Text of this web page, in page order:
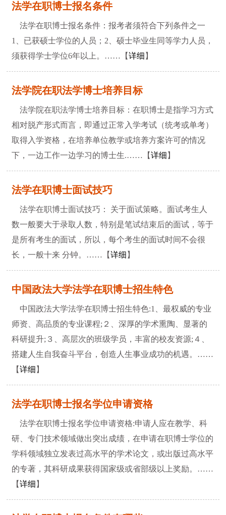
法学在职博士报名条件
法学在职博士报名条件：报考者须符合下列条件之一
1、已获硕士学位的人员；2、硕士毕业生同等学力人员，
须获得学士学位6年以上。……【详细 】
法学院在职法学博士培养目标
法学院在职法学博士培养目标：在职博士是指学习方式
相对脱产形式而言，即通过正常入学考试（统考或单考）
取得入学资格，在培养单位教学或培养方案许可的情况
下，一边工作一边学习的博士生.……【详细 】
法学在职博士面试技巧
法学在职博士面试技巧： 关于面试策略。面试考生人
数一般要大于录取人数，特别是笔试结束后的面试，等于
是所有考生的面试，所以，每个考生的面试时间不会很
长，一般十来 分钟。……【详细 】
中国政法大学法学在职博士招生特色
中国政法大学法学在职博士招生特色:1、最权威的专业
师资、高品质的专业课程;２、深厚的学术熏陶、显著的
科研提升;３、高层次的班级学员，丰富的校友资源;４、
搭建人生自我奋斗平台，创造人生事业成功的机遇。……
【详细 】
法学在职博士报名学位申请资格
法学在职博士报名学位申请资格:申请人应在教学、科
研、专门技术领域做出突出成绩，在申请在职博士学位的
学科领域独立发表过高水平的学术论文，或出版过高水平
的专著，其科研成果获得国家级或省部级以上奖励。……
【详细 】